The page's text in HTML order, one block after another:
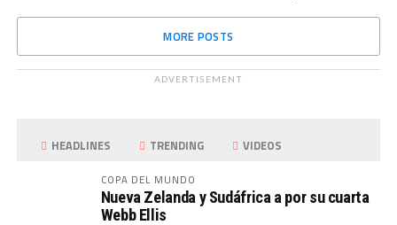
MORE POSTS
ADVERTISEMENT
HEADLINES TRENDING VIDEOS
COPA DEL MUNDO
Nueva Zelanda y Sudáfrica a por su cuarta
Webb Ellis